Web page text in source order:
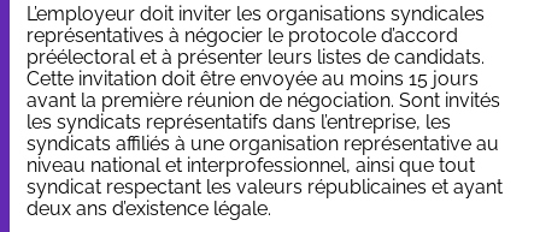
L’employeur doit inviter les organisations syndicales
représentatives à négocier le protocole d’accord
préélectoral et à présenter leurs listes de candidats.
Cette invitation doit être envoyée au moins 15 jours
avant la première réunion de négociation. Sont invités
les syndicats représentatifs dans l’entreprise, les
syndicats affiliés à une organisation représentative au
niveau national et interprofessionnel, ainsi que tout
syndicat respectant les valeurs républicaines et ayant
deux ans d’existence légale.